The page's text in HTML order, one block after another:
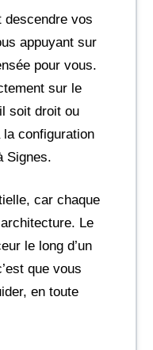
descendre vos
appuyant sur
pour vous.
sur le
soit droit ou
la configuration
Signes.
car chaque
Le
le long d’un
que vous
en toute